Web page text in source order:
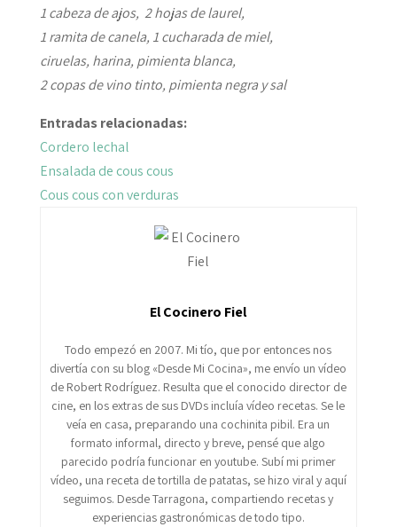
1 cabeza de ajos, 2 hojas de laurel,
1 ramita de canela, 1 cucharada de miel,
ciruelas, harina, pimienta blanca,
2 copas de vino tinto, pimienta negra y sal
Entradas relacionadas:
Cordero lechal
Ensalada de cous cous
Cous cous con verduras
El Cocinero Fiel
Todo empezó en 2007. Mi tío, que por entonces nos
divertía con su blog «Desde Mi Cocina», me envío un vídeo
de Robert Rodríguez. Resulta que el conocido director de
cine, en los extras de sus DVDs incluía vídeo recetas. Se le
veía en casa, preparando una cochinita pibil. Era un
formato informal, directo y breve, pensé que algo
parecido podría funcionar en youtube. Subí mi primer
vídeo, una receta de tortilla de patatas, se hizo viral y aquí
seguimos. Desde Tarragona, compartiendo recetas y
experiencias gastronómicas de todo tipo.